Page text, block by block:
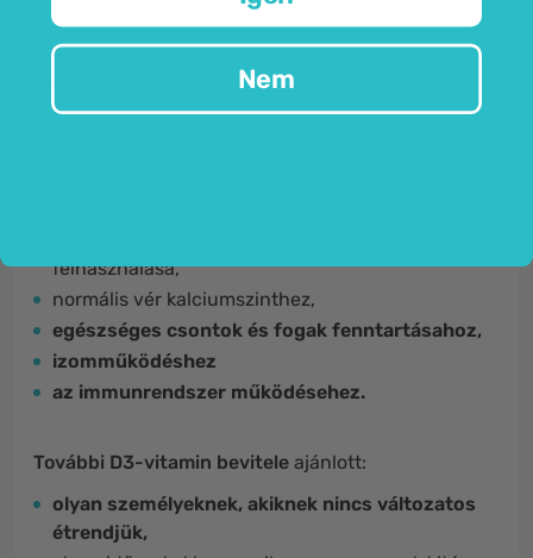
Nagyszerű választás az extra D3-vitamin
felhasználása,
normális vér kalciumszinthez,
egészséges csontok és fogak fenntartásahoz,
izomműködéshez
az immunrendszer működésehez.
További D3-vitamin bevitele ajánlott:
olyan személyeknek, akiknek nincs változatos
étrendjük,
Nem